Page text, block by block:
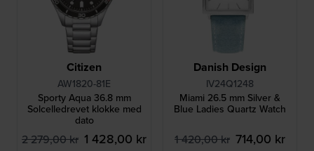
Citizen
AW1820-81E
Sporty Aqua 36.8 mm
Solcelledrevet klokke med
dato
2 279,00 kr 1 428,00 kr
Danish Design
IV24Q1248
Miami 26.5 mm Silver &
Blue Ladies Quartz Watch
1 420,00 kr 714,00 kr